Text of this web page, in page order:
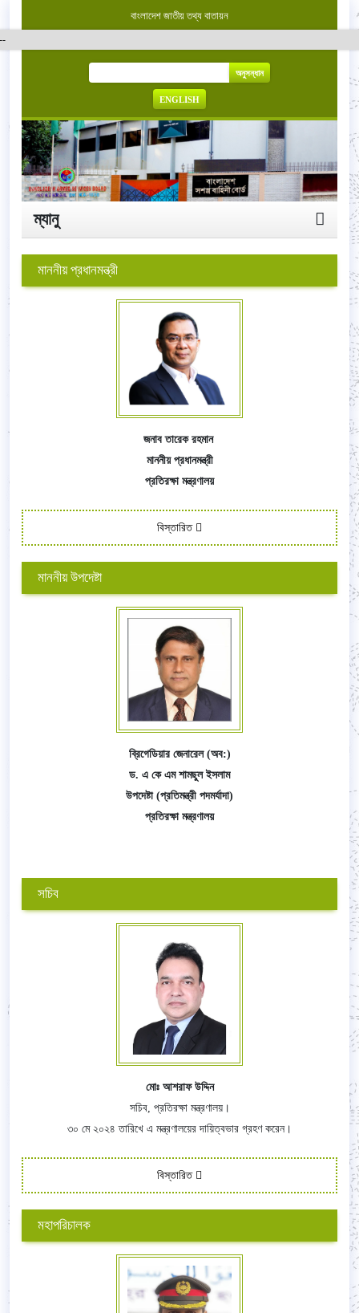
বাংলাদেশ জাতীয় তথ্য বাতায়ন
অনুসন্ধান
ENGLISH
ম্যানু
মাননীয় প্রধানমন্ত্রী
জনাব তারেক রহমান
মাননীয় প্রধানমন্ত্রী
প্রতিরক্ষা মন্ত্রণালয়
বিস্তারিত
মাননীয় উপদেষ্টা
ব্রিগেডিয়ার জেনারেল (অব:)
ড. এ কে এম শামছুল ইসলাম
উপদেষ্টা (প্রতিমন্ত্রী পদমর্যাদা)
প্রতিরক্ষা মন্ত্রণালয়
সচিব
মোঃ আশরাফ উদ্দিন
সচিব, প্রতিরক্ষা মন্ত্রণালয়।
৩০ মে ২০২৪ তারিখে এ মন্ত্রণালয়ের দায়িত্বভার গ্রহণ করেন।
বিস্তারিত
মহাপরিচালক